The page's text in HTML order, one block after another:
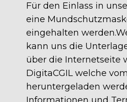
Für den Einlass in
eine
eingehalten
kann uns die
über die Internetseite
DigitaCGIL welche
heruntergeladen